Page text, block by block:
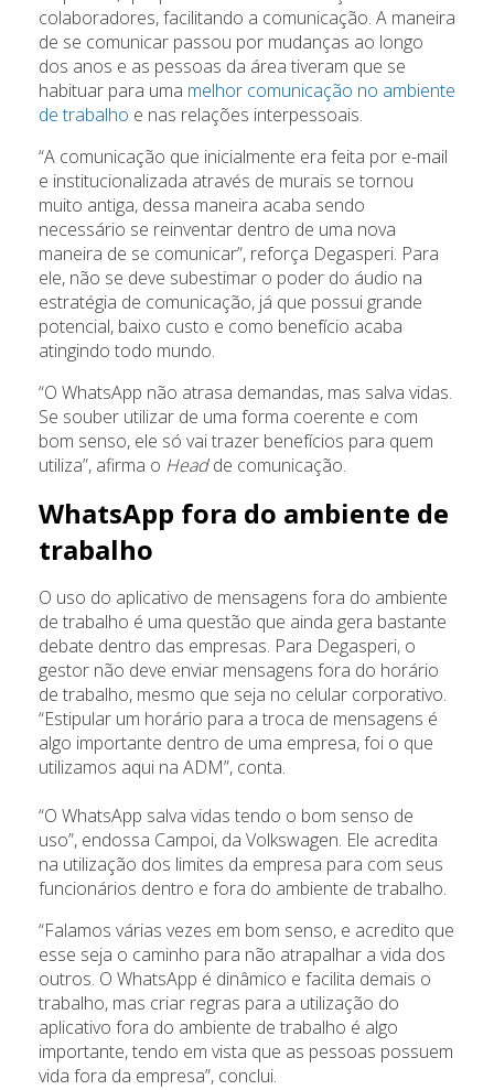
colaboradores, facilitando a comunicação. A maneira
de se comunicar passou por mudanças ao longo
dos anos e as pessoas da área tiveram que se
habituar para uma melhor comunicação no ambiente
de trabalho e nas relações interpessoais.
“A comunicação que inicialmente era feita por e-mail
e institucionalizada através de murais se tornou
muito antiga, dessa maneira acaba sendo
necessário se reinventar dentro de uma nova
maneira de se comunicar”, reforça Degasperi. Para
ele, não se deve subestimar o poder do áudio na
estratégia de comunicação, já que possui grande
potencial, baixo custo e como benefício acaba
atingindo todo mundo.
“O WhatsApp não atrasa demandas, mas salva vidas.
Se souber utilizar de uma forma coerente e com
bom senso, ele só vai trazer benefícios para quem
utiliza”, afirma o Headde comunicação.
WhatsApp fora do ambiente de
trabalho
O uso do aplicativo de mensagens fora do ambiente
de trabalho é uma questão que ainda gera bastante
debate dentro das empresas. Para Degasperi, o
gestor não deve enviar mensagens fora do horário
de trabalho, mesmo que seja no celular corporativo.
“Estipular um horário para a troca de mensagens é
algo importante dentro de uma empresa, foi o que
utilizamos aqui na ADM”, conta.
“O WhatsApp salva vidas tendo o bom senso de
uso”, endossa Campoi, da Volkswagen. Ele acredita
na utilização dos limites da empresa para com seus
funcionários dentro e fora do ambiente de trabalho.
“Falamos várias vezes em bom senso, e acredito que
esse seja o caminho para não atrapalhar a vida dos
outros. O WhatsApp é dinâmico e facilita demais o
trabalho, mas criar regras para a utilização do
aplicativo fora do ambiente de trabalho é algo
importante, tendo em vista que as pessoas possuem
vida fora da empresa”, conclui.